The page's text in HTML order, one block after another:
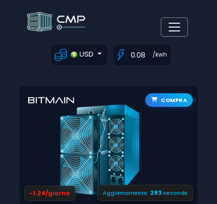
USD /kwh
COMPRA
-1.24/giorno Aggiornamento: 292 seconds